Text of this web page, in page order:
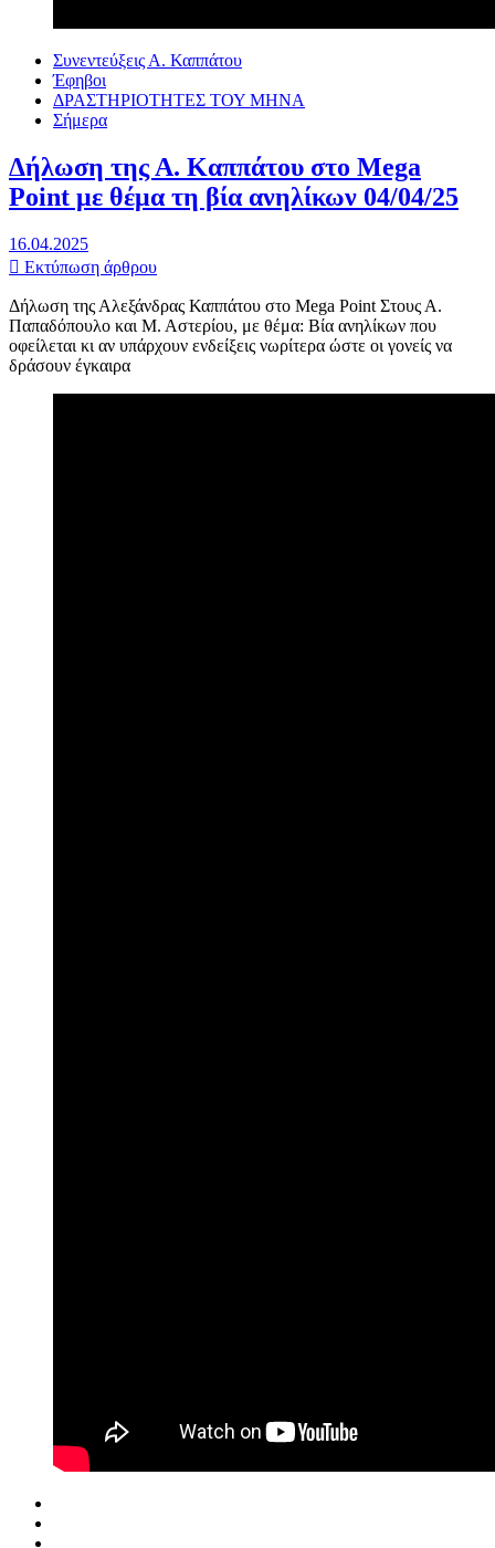
Συνεντεύξεις Α. Καππάτου
Έφηβοι
ΔΡΑΣΤΗΡΙΟΤΗΤΕΣ ΤΟΥ ΜΗΝΑ
Σήμερα
Δήλωση της Α. Καππάτου στο Mega
Point με θέμα τη βία ανηλίκων 04/04/25
16.04.2025
Εκτύπωση άρθρου
Δήλωση της Αλεξάνδρας Καππάτου στο Mega Point Στους Α.
Παπαδόπουλο και Μ. Αστερίου, με θέμα: Βία ανηλίκων που
οφείλεται κι αν υπάρχουν ενδείξεις νωρίτερα ώστε οι γονείς να
δράσουν έγκαιρα